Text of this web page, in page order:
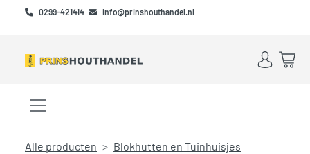
Skip to main content
Skip to footer
0299-421414 info@prinshouthandel.nl
Account
Menu openen/sluiten
Alle producten
Blokhutten en Tuinhuisjes